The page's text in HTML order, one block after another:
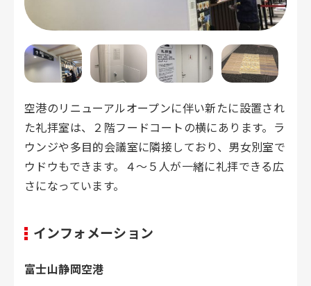
空港のリニューアルオープンに伴い新たに設置され
た礼拝室は、２階フードコートの横にあります。ラ
ウンジや多目的会議室に隣接しており、男女別室で
ウドウもできます。４～５人が一緒に礼拝できる広
さになっています。
インフォメーション
富士山静岡空港